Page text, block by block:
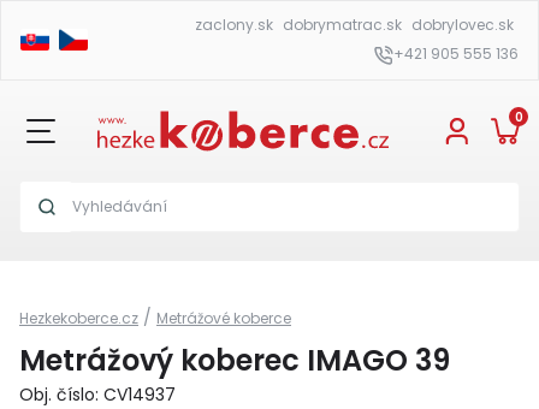
zaclony.sk dobrymatrac.sk dobrylovec.sk
+421 905 555 136
0
Hezkekoberce.cz / Metrážové koberce
Metrážový koberec IMAGO 39
Obj. číslo: CV14937